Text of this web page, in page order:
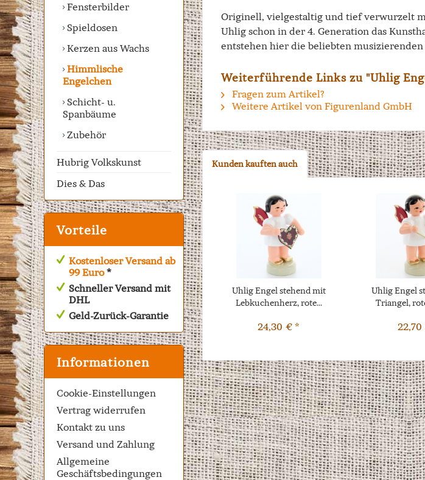
Fensterbilder
Spieldosen
Kerzen aus Wachs
Himmlische
Engelchen
Schicht- u.
Spanbäume
Zubehör
Hubrig Volkskunst
Dies & Das
Vorteile
Kostenloser Versand ab
99 Euro*
Schneller Versand mit
DHL
Geld-Zurück-Garantie
Informationen
Cookie-Einstellungen
Vertrag widerrufen
Kontakt zu uns
Versand und Zahlung
Allgemeine
Geschäftsbedingungen
Originell, vielgestaltig und tief verwurzelt
Uhlig schon in der 4. Generation das
entstehen hier die beliebten
Weiterführende Links zu "Uhlig
Fragen zum Artikel?
Weitere Artikel von Figurenland GmbH
Kunden kauften auch
Uhlig Engel stehend mit
Lebkuchenherz, rote...
24,30 € *
Uhlig Engel
Triangel,